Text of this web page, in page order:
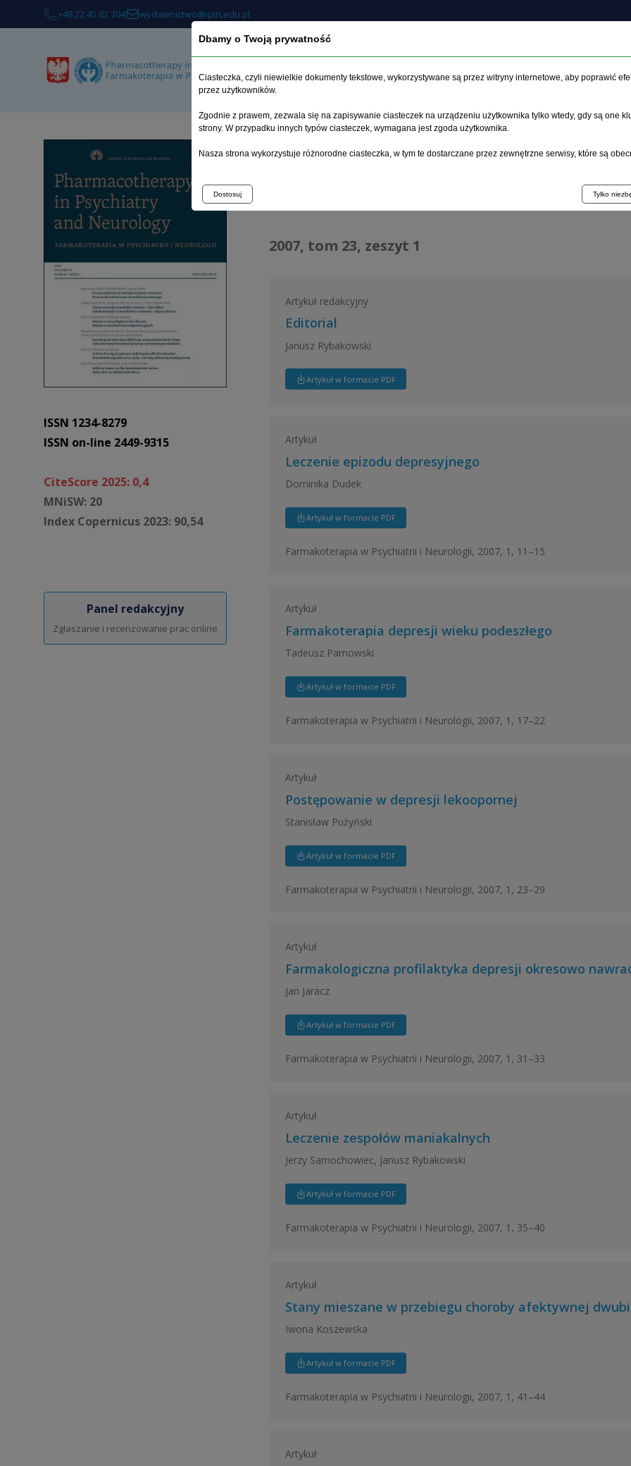
+48 22 45 82 704 wydawnictwo@ipin.edu.pl
O czasopiśmie Zeszyt aktualny Archiwum Artykuły
ISSN 1234-8279
ISSN on-line 2449-9315
CiteScore 2025: 0,4
MNiSW: 20
Index Copernicus 2023: 90,54
Panel redakcyjny
Zgłaszanie i recenzowanie prac online
Strona główna >Archiwum>zeszyt 1
2007, tom 23, zeszyt 1
Artykuł redakcyjny
Editorial
Janusz Rybakowski
Artykuł w formacie PDF
Artykuł
Leczenie epizodu depresyjnego
Dominika Dudek
Artykuł w formacie PDF
Farmakoterapia w Psychiatrii i Neurologii, 2007, 1, 11–15
Artykuł
Farmakoterapia depresji wieku podeszłego
Tadeusz Parnowski
Artykuł w formacie PDF
Farmakoterapia w Psychiatrii i Neurologii, 2007, 1, 17–22
Artykuł
Postępowanie w depresji lekoopornej
Stanisław Pużyński
Artykuł w formacie PDF
Farmakoterapia w Psychiatrii i Neurologii, 2007, 1, 23–29
Artykuł
Farmakologiczna profilaktyka depresji okresowo
Jan Jaracz
Artykuł w formacie PDF
Farmakoterapia w Psychiatrii i Neurologii, 2007, 1, 31–33
Artykuł
Leczenie zespołów maniakalnych
Jerzy Samochowiec, Janusz Rybakowski
Artykuł w formacie PDF
Farmakoterapia w Psychiatrii i Neurologii, 2007, 1, 35–40
Artykuł
Stany mieszane w przebiegu choroby afektywnej
Iwona Koszewska
Artykuł w formacie PDF
Farmakoterapia w Psychiatrii i Neurologii, 2007, 1, 41–44
Artykuł
Dbamy o Twoją prywatność
Ciasteczka, czyli niewielkie dokumenty tekstowe, wykorzystywane są przez witryny internetowe, aby poprawić
przez użytkowników.
Zgodnie z prawem, zezwala się na zapisywanie ciasteczek na urządzeniu użytkownika tylko wtedy, gdy są one
strony. W przypadku innych typów ciasteczek, wymagana jest zgoda użytkownika.
Nasza strona wykorzystuje różnorodne ciasteczka, w tym te dostarczane przez zewnętrzne serwisy, które są
Dostosuj Tylko